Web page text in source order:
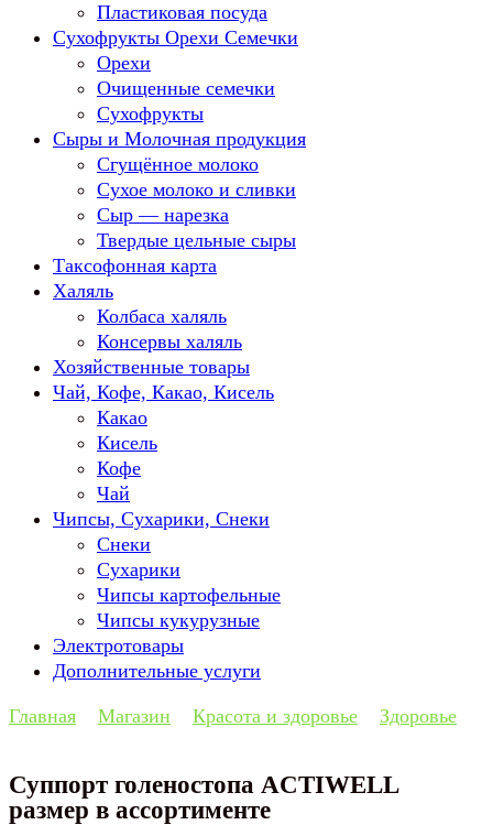
Пластиковая посуда
Сухофрукты Орехи Семечки
Орехи
Очищенные семечки
Сухофрукты
Сыры и Молочная продукция
Сгущённое молоко
Сухое молоко и сливки
Сыр — нарезка
Твердые цельные сыры
Таксофонная карта
Халяль
Колбаса халяль
Консервы халяль
Хозяйственные товары
Чай, Кофе, Какао, Кисель
Какао
Кисель
Кофе
Чай
Чипсы, Сухарики, Снеки
Снеки
Сухарики
Чипсы картофельные
Чипсы кукурузные
Электротовары
Дополнительные услуги
Главная Магазин Красота и здоровье Здоровье
Суппорт голеностопа ACTIWELL
размер в ассортименте